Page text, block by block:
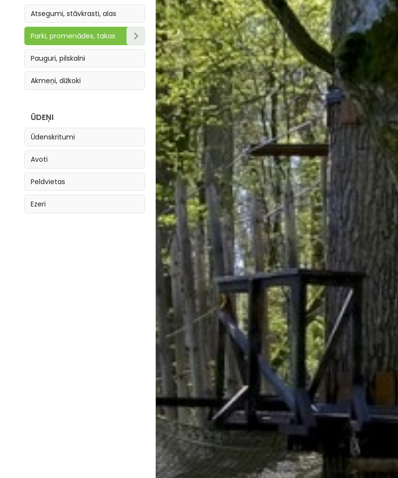
Atsegumi, stāvkrasti, alas
Parki, promenādes, takas
Parki, skvēri
Takas
Promenādes
Pauguri, pilskalni
Akmeņi, dižkoki
ŪDEŅI
Ūdenskritumi
Avoti
Peldvietas
Ezeri